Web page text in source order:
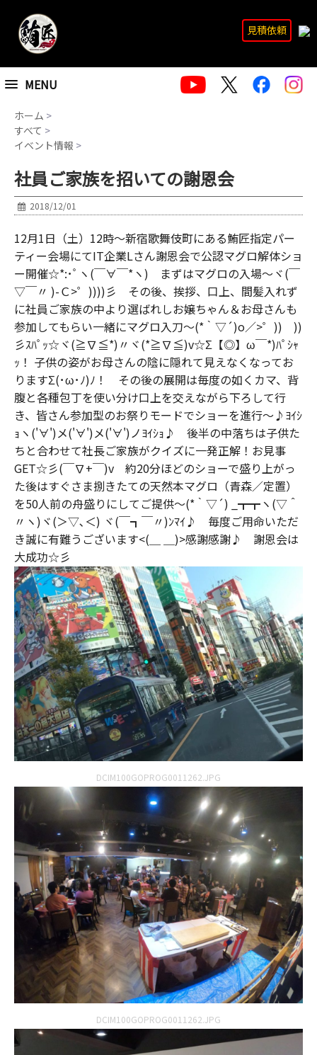
MENU
見積依頼
ホーム >
すべて >
イベント情報 >
社員ご家族を招いての謝恩会
2018/12/01
12月1日（土）12時～新宿歌舞伎町にある鮪匠指定パー
ティー会場にてIT企業Lさん謝恩会で公認マグロ解体ショ
ー開催☆*:･ﾟヽ(￣∀￣*ヽ) まずはマグロの入場～ヾ(￣
▽￣〃 )-Ｃ>゜))))彡 その後、挨拶、口上、間髪入れず
に社員ご家族の中より選ばれしお嬢ちゃん＆お母さんも
参加してもらい一緒にマグロ入刀～(*｀▽´)o／>゜)) ))
彡ｽﾊﾟｯ☆ヾ(≧∇≦*)〃ヾ(*≧∇≦)v☆Σ【◎】ω￣*)ﾊﾟｼｬ
ｯ！ 子供の姿がお母さんの陰に隠れて見えなくなってお
りますΣ(･ω･ﾉ)ﾉ！ その後の展開は毎度の如くカマ、背
腹と各種包丁を使い分け口上を交えながら下ろして行
き、皆さん参加型のお祭りモードでショーを進行～♪ﾖｲｼ
ｮヽ('∀')メ('∀')メ('∀')ノﾖｲｼｮ♪ 後半の中落ちは子供た
ちと合わせて社長ご家族がクイズに一発正解！お見事
GET☆彡(￣∇+￣)v 約20分ほどのショーで盛り上がっ
た後はすぐさま捌きたての天然本マグロ（青森／定置）
を50人前の舟盛りにしてご提供～(*｀▽´) _┳┳ヽ(▽＾
〃ヽ)ヾ(＞▽､＜) ヾ(￣┓￣〃)ﾝﾏｲ♪ 毎度ご用命いただ
き誠に有難うございます<(＿ ＿)>感謝感謝♪ 謝恩会は
大成功☆彡
DCIM100GOPROG0011262.JPG
DCIM100GOPROG0011262.JPG